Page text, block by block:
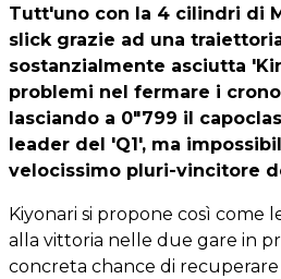
Tutt'uno con la 4 cilindri di
slick grazie ad una
sostanzialmente asciutta
problemi nel fermare i
lasciando a 0"799 il
leader del 'Q1', ma
velocissimo pluri-vincitore
Kiyonari si propone così
alla vittoria nelle due gare in
concreta chance di recuperare